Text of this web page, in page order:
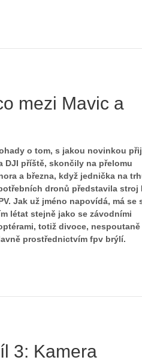
mezi Mavic a
o tom, s jakou novinkou
DJI příště, skončily na přelomu
a března, když jednička na
dronů představila stroj
Jak už jméno napovídá, má se
létat stejně jako se závodními
totiž divoce, nespoutaně
prostřednictvím fpv brýlí.
3: Kamera